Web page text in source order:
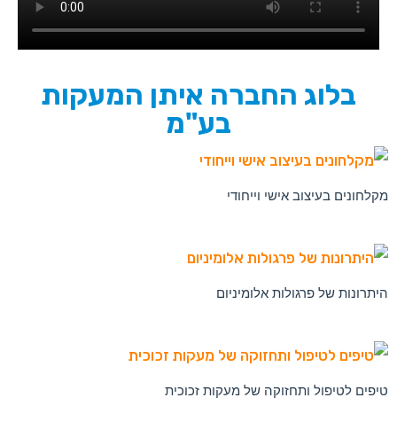
בלוג החברה איתן המעקות
בע"מ
מקלחונים בעיצוב אישי וייחודי
היתרונות של פרגולות אלומיניום